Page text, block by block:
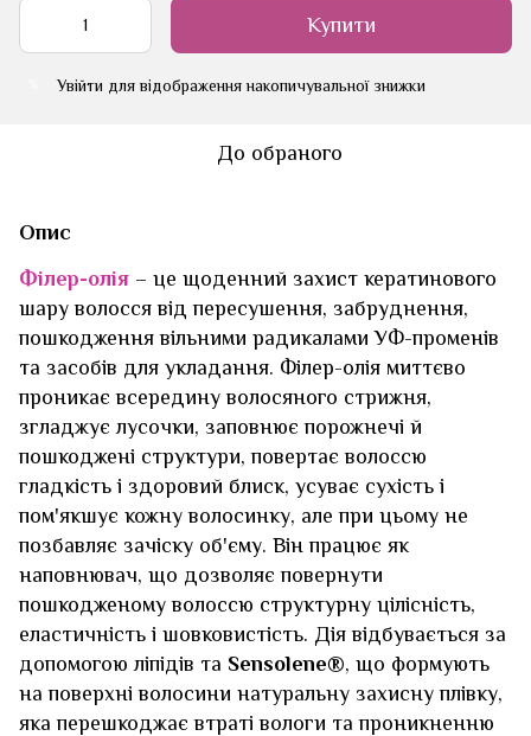
Купити
Увійти для відображення накопичувальної знижки
До обраного
Опис
Філер-олія – це щоденний захист кератинового
шару волосся від пересушення, забруднення,
пошкодження вільними радикалами УФ-променів
та засобів для укладання. Філер-олія миттєво
проникає всередину волосяного стрижня,
згладжує лусочки, заповнює порожнечі й
пошкоджені структури, повертає волоссю
гладкість і здоровий блиск, усуває сухість і
пом'якшує кожну волосинку, але при цьому не
позбавляє зачіску об'єму. Він працює як
наповнювач, що дозволяє повернути
пошкодженому волоссю структурну цілісність,
еластичність і шовковистість. Дія відбувається за
допомогою ліпідів та Sensolene®, що формують
на поверхні волосини натуральну захисну плівку,
яка перешкоджає втраті вологи та проникненню